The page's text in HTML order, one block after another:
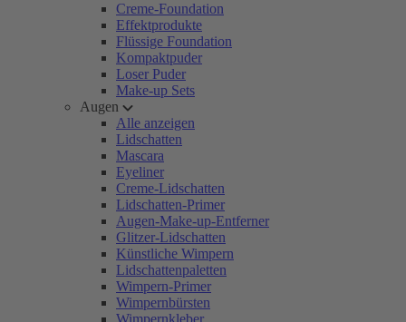
Creme-Foundation
Effektprodukte
Flüssige Foundation
Kompaktpuder
Loser Puder
Make-up Sets
Augen
Alle anzeigen
Lidschatten
Mascara
Eyeliner
Creme-Lidschatten
Lidschatten-Primer
Augen-Make-up-Entferner
Glitzer-Lidschatten
Künstliche Wimpern
Lidschattenpaletten
Wimpern-Primer
Wimpernbürsten
Wimpernkleber